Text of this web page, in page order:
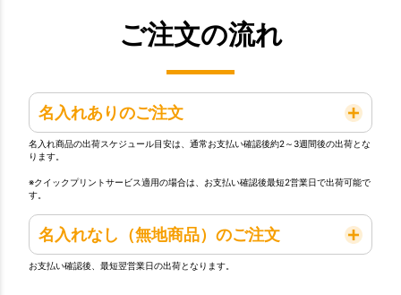
ご注文の流れ
名入れありのご注文
名入れ商品の出荷スケジュール目安は、通常お支払い確認後約2～3週間後の出荷とな
ります。
※クイックプリントサービス適用の場合は、お支払い確認後最短2営業日で出荷可能で
す。
名入れなし（無地商品）のご注文
お支払い確認後、最短翌営業日の出荷となります。